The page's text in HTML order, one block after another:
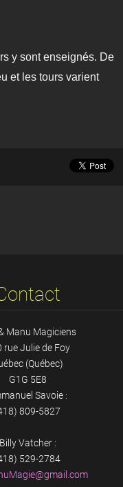
y sont enseignés. De
et les tours varient
Manu Magiciens
rue Julie de Foy
(Québec)
G1G 5E8
Savoie :
809-5827
Billy Vatcher :
529-2784
uMagie@gmail.com